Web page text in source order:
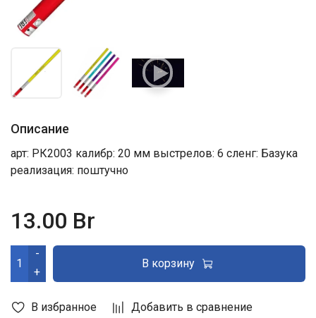
В избранное Добавить в сравнение
Описание
арт: РК2003 калибр: 20 мм выстрелов: 6 сленг: Базука
реализация: поштучно
13.00 Br
-
+
В корзину